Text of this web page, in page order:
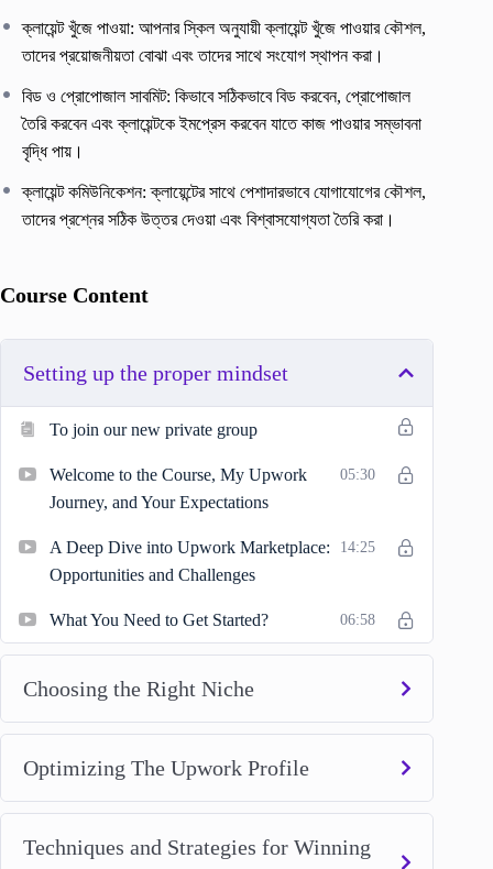
ক্লায়েন্ট খুঁজে পাওয়া: আপনার স্কিল অনুযায়ী ক্লায়েন্ট খুঁজে পাওয়ার কৌশল,
তাদের প্রয়োজনীয়তা বোঝা এবং তাদের সাথে সংযোগ স্থাপন করা।
বিড ও প্রোপোজাল সাবমিট: কিভাবে সঠিকভাবে বিড করবেন, প্রোপোজাল
তৈরি করবেন এবং ক্লায়েন্টকে ইমপ্রেস করবেন যাতে কাজ পাওয়ার সম্ভাবনা
বৃদ্ধি পায়।
ক্লায়েন্ট কমিউনিকেশন: ক্লায়েন্টের সাথে পেশাদারভাবে যোগাযোগের কৌশল,
তাদের প্রশ্নের সঠিক উত্তর দেওয়া এবং বিশ্বাসযোগ্যতা তৈরি করা।
Course Content
Setting up the proper mindset
To join our new private group
Welcome to the Course, My Upwork
Journey, and Your Expectations
05:30
A Deep Dive into Upwork Marketplace:
Opportunities and Challenges
14:25
What You Need to Get Started? 06:58
Choosing the Right Niche
Optimizing The Upwork Profile
Techniques and Strategies for Winning